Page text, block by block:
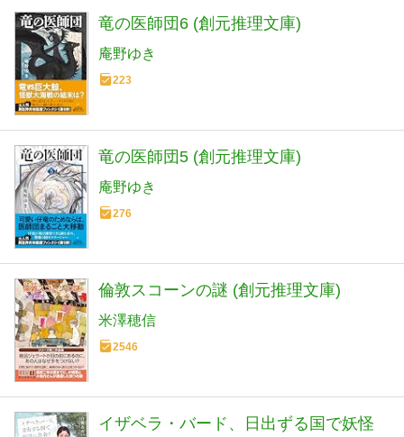
竜の医師団6 (創元推理文庫)
庵野ゆき
223
竜の医師団5 (創元推理文庫)
庵野ゆき
276
倫敦スコーンの謎 (創元推理文庫)
米澤穂信
2546
イザベラ・バード、日出ずる国で妖怪